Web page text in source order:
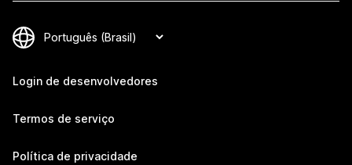
Login de desenvolvedores
Termos de serviço
Política de privacidade